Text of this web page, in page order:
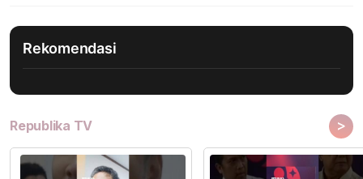
Rekomendasi
Republika TV >